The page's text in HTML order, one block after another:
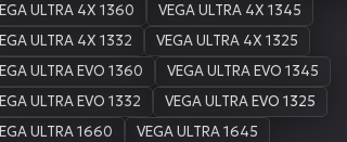
ULTRA 4X 1360
VEGA ULTRA 4X 1345
ULTRA 4X 1332
VEGA ULTRA 4X 1325
ULTRA EVO 1360
VEGA ULTRA EVO 1345
ULTRA EVO 1332
VEGA ULTRA EVO 1325
ULTRA 1660
VEGA ULTRA 1645